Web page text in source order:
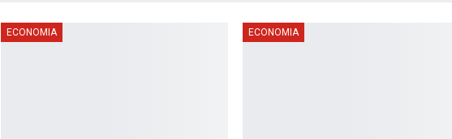
ECONOMIA ECONOMIA